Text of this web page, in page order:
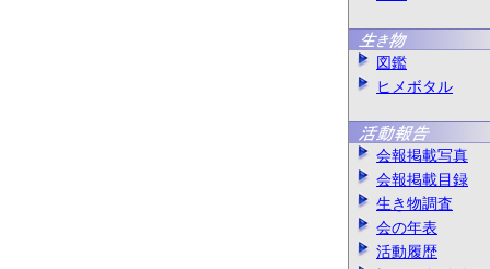
図鑑
ヒメボタル
会報掲載写真
会報掲載目録
生き物調査
会の年表
活動履歴